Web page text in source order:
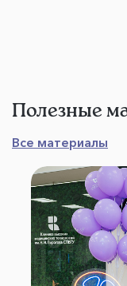
Полезные
Все материалы